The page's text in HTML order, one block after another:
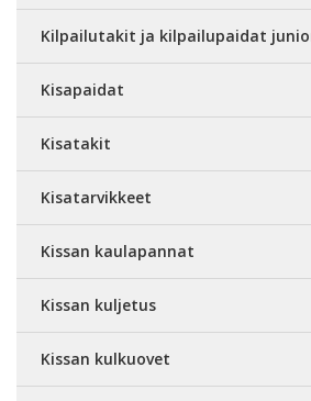
Kilpailutakit ja kilpailupaidat
Kisapaidat
Kisatakit
Kisatarvikkeet
Kissan kaulapannat
Kissan kuljetus
Kissan kulkuovet